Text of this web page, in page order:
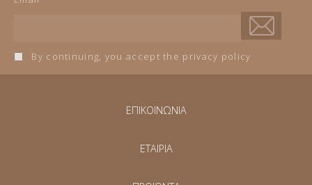
By continuing, you accept the privacy policy
ΕΠΙΚΟΙΝΩΝΙΑ
ΕΤΑΙΡΙΑ